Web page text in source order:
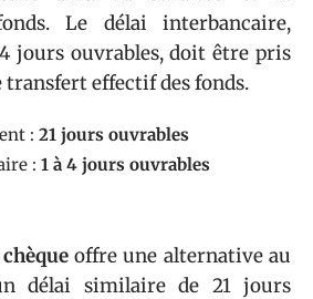
Le délai interbancaire,
jours ouvrables, doit être pris
transfert effectif des fonds.
: 21 jours ouvrables
: 1 à 4 jours ouvrables
chèqueoffre une alternative au
délai similaire de 21 jours